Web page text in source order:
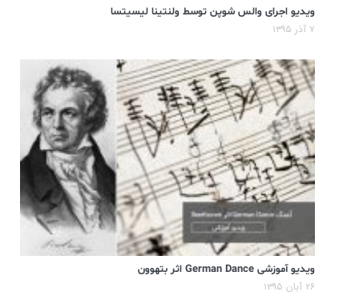
ویدیو اجرای والس شوپن توسط ولنتینا لیسیتسا
۷ آذر ۱۳۹۵
ویدیو آموزشی German Dance اثر بتهوون
۲۶ آبان ۱۳۹۵